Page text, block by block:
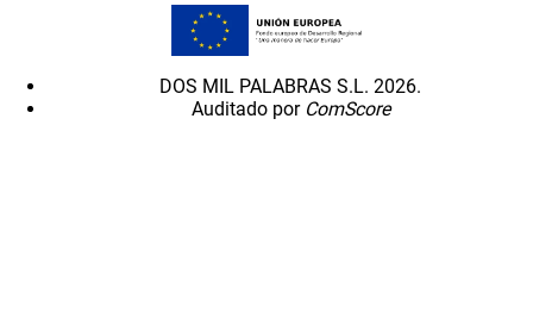
DOS MIL PALABRAS S.L. 2026.
Auditado por ComScore